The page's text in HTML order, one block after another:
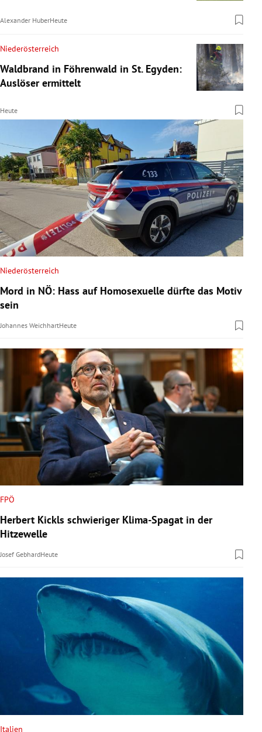
Alexander HuberHeute
Niederösterreich
Waldbrand in Föhrenwald in St. Egyden:
Auslöser ermittelt
Heute
Niederösterreich
Mord in NÖ: Hass auf Homosexuelle dürfte das Motiv
sein
Johannes WeichhartHeute
FPÖ
Herbert Kickls schwieriger Klima-Spagat in der
Hitzewelle
Josef GebhardHeute
Italien